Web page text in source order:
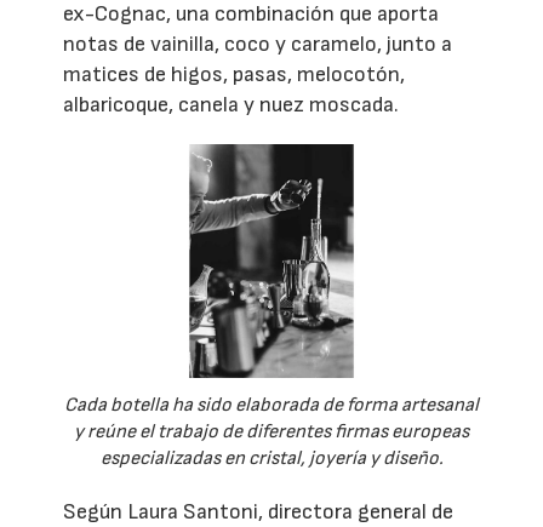
ex-Cognac, una combinación que aporta
notas de vainilla, coco y caramelo, junto a
matices de higos, pasas, melocotón,
albaricoque, canela y nuez moscada.
Cada botella ha sido elaborada de forma artesanal
y reúne el trabajo de diferentes firmas europeas
especializadas en cristal, joyería y diseño.
Según Laura Santoni, directora general de